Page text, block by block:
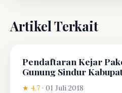
Artikel Terkait
Pendaftaran Kejar
Gunung Sindur
★ 4.7 · 01 Juli 2018